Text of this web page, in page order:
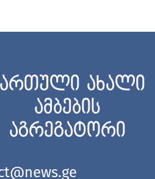
ახალი
ამბების
აგრეგატორი